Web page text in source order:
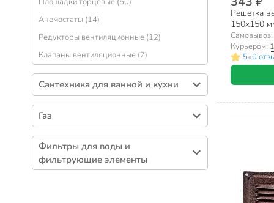
Счетчики воды (10)
Анемостаты (14)
Редукторы вентиляционные (12)
Клапаны вентиляционные (7)
Сантехника для ванной и кухни
Смесители (558)
Раковины, мойки (68)
Полотенцесушители (32)
Рукомойники (14)
Газ
Подводка для газа (109)
Запорная арматура для газа (41)
Счетчики для газа (3)
Фильтры для воды и
фильтрующие элементы
Решетка
150х150
Самовывоз:
Курьером:
5•0